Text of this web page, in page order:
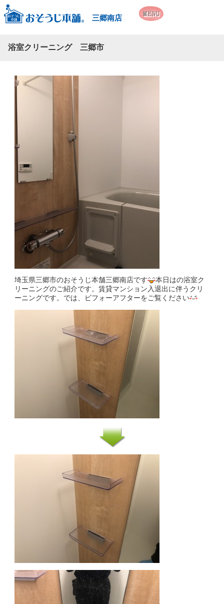
三郷南店
浴室クリーニング 三郷市
埼玉県三郷市のおそうじ本舗三郷南店です
本日はの浴室ク
リーニングのご紹介です。賃貸マンション入退出に伴うクリ
ーニングです。では、ビフォーアフターをご覧ください